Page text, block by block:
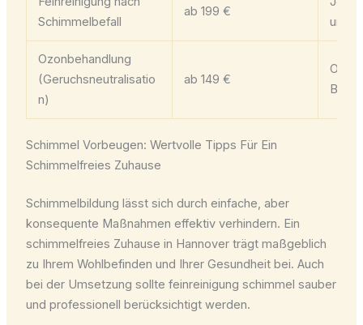
Schimmelbefall
ab 199 €
und
Ozonbehandlung
(Geruchsneutralisatio
n)
ab 149 €
Schimmel Vorbeugen: Wertvolle Tipps Für Ein
Schimmelfreies Zuhause
Schimmelbildung lässt sich durch einfache, aber
konsequente Maßnahmen effektiv verhindern. Ein
schimmelfreies Zuhause in Hannover trägt maßgeblich
zu Ihrem Wohlbefinden und Ihrer Gesundheit bei. Auch
bei der Umsetzung sollte feinreinigung schimmel sauber
und professionell berücksichtigt werden.